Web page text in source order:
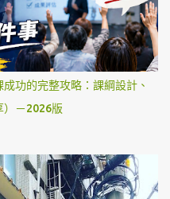
功的完整攻略：課綱設計、
）－2026版